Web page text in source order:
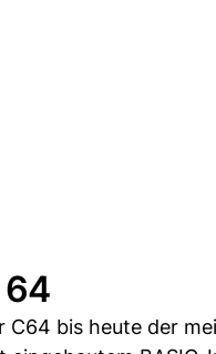
64
bis heute der